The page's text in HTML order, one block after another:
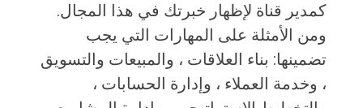
كمدير قناة لإظهار خبرتك في هذا المجال.
ومن الأمثلة على المهارات التي يجب
تضمينها: بناء العلاقات ، والمبيعات والتسويق
، وخدمة العملاء ، وإدارة الحسابات ،